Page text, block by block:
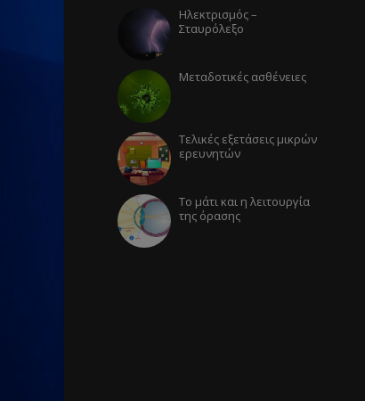
Ηλεκτρισμός –
Σταυρόλεξο
Μεταδοτικές ασθένειες
Τελικές εξετάσεις μικρών
ερευνητών
Το μάτι και η λειτουργία
της όρασης